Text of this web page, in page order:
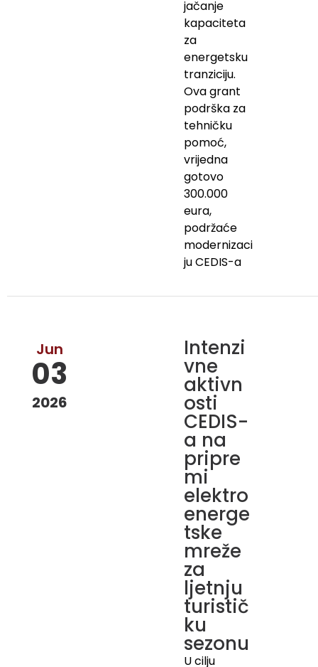
jačanje
kapaciteta
za
energetsku
tranziciju.
Ova grant
podrška za
tehničku
pomoć,
vrijedna
gotovo
300.000
eura,
podržaće
modernizaci
ju CEDIS-a
Jun
03
2026
Intenzi
vne
aktivn
osti
CEDIS-
a na
pripre
mi
elektro
energe
tske
mreže
za
ljetnju
turistič
ku
sezonu
U cilju